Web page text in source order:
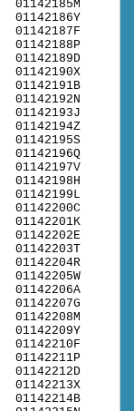
01142185M
01142186Y
01142187F
01142188P
01142189D
01142190X
01142191B
01142192N
01142193J
01142194Z
01142195S
01142196Q
01142197V
01142198H
01142199L
01142200C
01142201K
01142202E
01142203T
01142204R
01142205W
01142206A
01142207G
01142208M
01142209Y
01142210F
01142211P
01142212D
01142213X
01142214B